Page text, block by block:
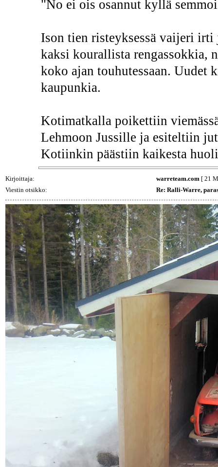
"No ei ois osannut kyllä
Ison tien risteyksessä vaijeri
kaksi kourallista rengassokkia,
koko ajan touhutessaan. Uudet
kaupunkia.
Kotimatkalla poikettiin
Lehmoon Jussille ja esiteltiin
Kotiinkin päästiin kaikesta
Kirjoittaja: warreteam.com [ 21
Viestin otsikko:
Re: Ralli-Warre,